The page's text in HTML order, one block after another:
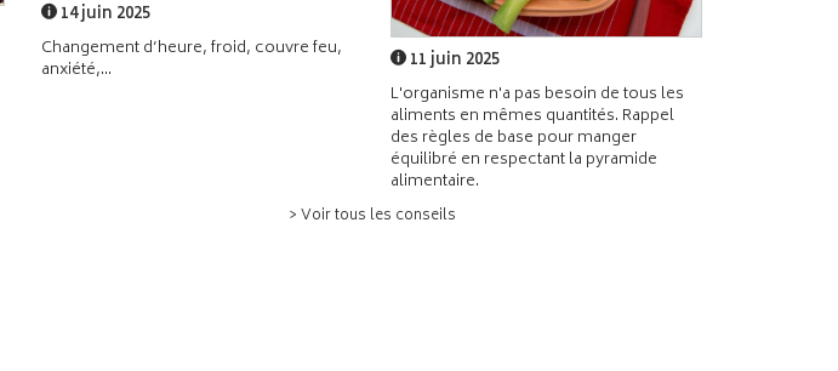
14 juin 2025
Changement d’heure, froid, couvre feu,
anxiété,...
11 juin 2025
L'organisme n'a pas besoin de tous les
aliments en mêmes quantités. Rappel
des règles de base pour manger
équilibré en respectant la pyramide
alimentaire.
> Voir tous les conseils